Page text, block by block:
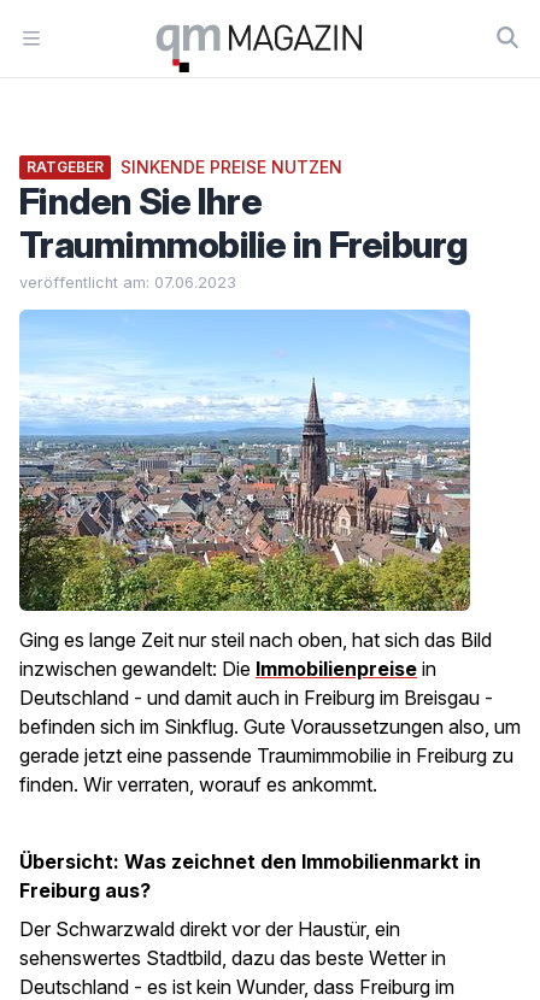
Open menu
Workflow
RATGEBER SINKENDE PREISE NUTZEN
Finden Sie Ihre
Traumimmobilie in Freiburg
veröffentlicht am: 07.06.2023
Ging es lange Zeit nur steil nach oben, hat sich das Bild
inzwischen gewandelt: Die Immobilienpreise in
Deutschland - und damit auch in Freiburg im Breisgau -
befinden sich im Sinkflug. Gute Voraussetzungen also, um
gerade jetzt eine passende Traumimmobilie in Freiburg zu
finden. Wir verraten, worauf es ankommt.
Übersicht: Was zeichnet den Immobilienmarkt in
Freiburg aus?
Der Schwarzwald direkt vor der Haustür, ein
sehenswertes Stadtbild, dazu das beste Wetter in
Deutschland - es ist kein Wunder, dass Freiburg im